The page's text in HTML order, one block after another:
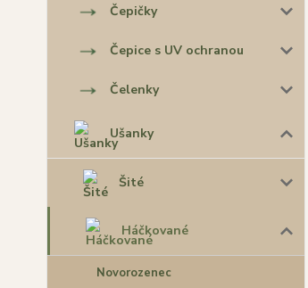
Čepičky
Čepice s UV ochranou
Čelenky
Ušanky
Šité
Háčkované
Novorozenec